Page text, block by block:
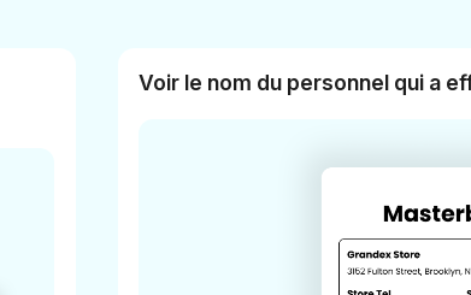
Voir le nom du personnel qui a